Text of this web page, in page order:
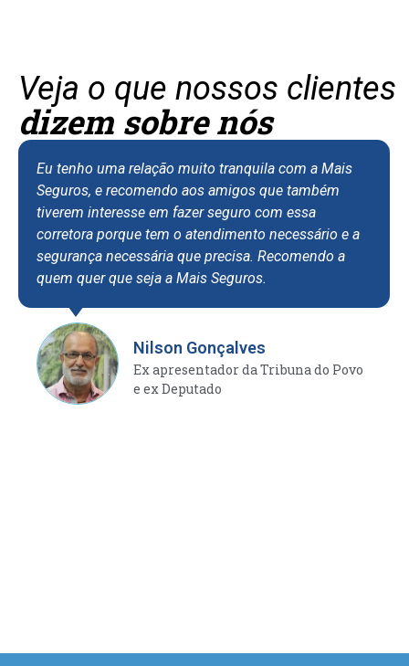
Veja o que nossos clientes
dizem sobre nós
Eu tenho uma relação muito tranquila com a Mais
Seguros, e recomendo aos amigos que também
tiverem interesse em fazer seguro com essa
corretora porque tem o atendimento necessário e a
segurança necessária que precisa. Recomendo a
quem quer que seja a Mais Seguros.
Nilson Gonçalves
Ex apresentador da Tribuna do Povo
e ex Deputado